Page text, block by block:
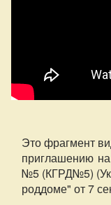
Это фрагмент
приглашению
№5 (КГРД№5)
роддоме" от 7